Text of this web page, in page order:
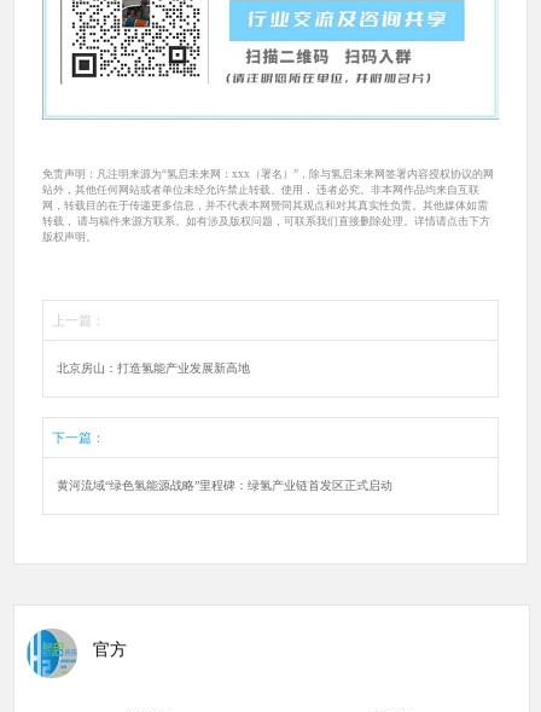
免责声明：凡注明来源为“氢启未来网：xxx（署名）”，除与氢启未来网签署内容授权协议的网
站外，其他任何网站或者单位未经允许禁止转载、使用， 违者必究。非本网作品均来自互联
网，转载目的在于传递更多信息，并不代表本网赞同其观点和对其真实性负责。其他媒体如需
转载， 请与稿件来源方联系。如有涉及版权问题，可联系我们直接删除处理。详情请点击下方
版权声明。
上一篇：
北京房山：打造氢能产业发展新高地
下一篇：
黄河流域“绿色氢能源战略”里程碑：绿氢产业链首发区正式启动
官方